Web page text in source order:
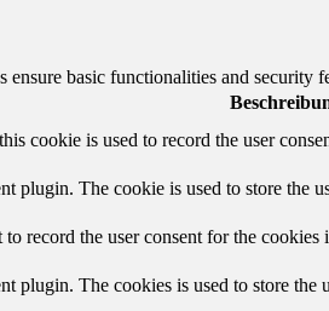
basic functionalities and security
cookie is used to record the user
plugin. The cookie is used to store the
record the user consent for the
plugin. The cookies is used to store the